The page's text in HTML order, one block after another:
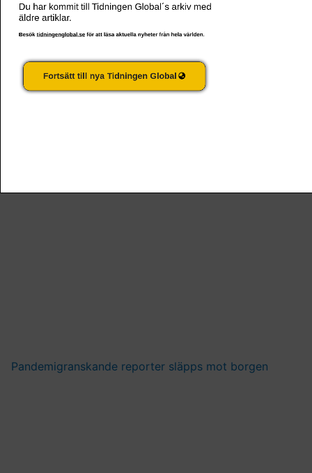
Pandemigranskande reporter släpps mot borgen
Du har kommit till Tidningen Global´s arkiv med
äldre artiklar.
Besök tidningenglobal.se för att läsa aktuella nyheter från hela världen.
Fortsätt till nya Tidningen Global